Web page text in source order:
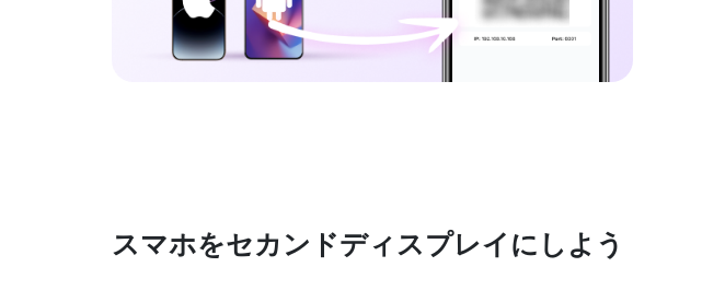
スマホをセカンドディスプレイにしよう